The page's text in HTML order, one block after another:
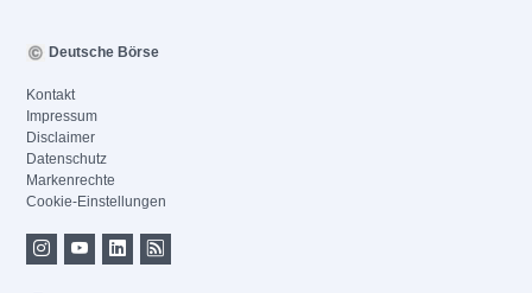
Deutsche Börse
Kontakt
Impressum
Disclaimer
Datenschutz
Markenrechte
Cookie-Einstellungen